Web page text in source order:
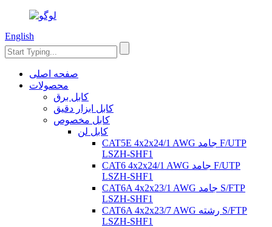
English
صفحه اصلی
محصولات
کابل برق
کابل ابزار دقیق
کابل مخصوص
کابل لن
CAT5E 4x2x24/1 AWG جامد F/UTP
LSZH-SHF1
CAT6 4x2x24/1 AWG جامد F/UTP
LSZH-SHF1
CAT6A 4x2x23/1 AWG جامد S/FTP
LSZH-SHF1
CAT6A 4x2x23/7 AWG رشته S/FTP
LSZH-SHF1